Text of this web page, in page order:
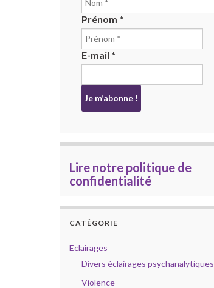
Prénom *
E-mail *
Lire notre politique de
confidentialité
CATÉGORIE
Eclairages
Divers éclairages psychanalytiques
Violence